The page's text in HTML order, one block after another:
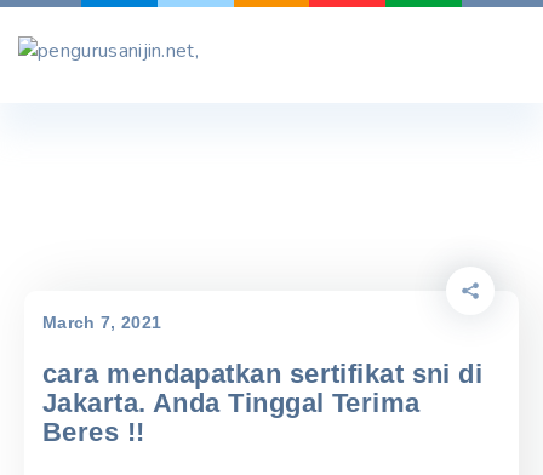
Skip
March 7, 2021
cara mendapatkan sertifikat sni di
Jakarta. Anda Tinggal Terima
Beres !!